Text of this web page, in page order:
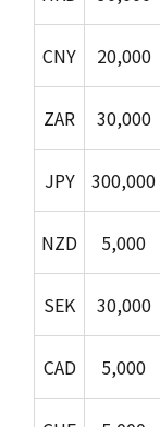
CNY 20,000
ZAR 30,000
JPY 300,000
NZD 5,000
SEK 30,000
CAD 5,000